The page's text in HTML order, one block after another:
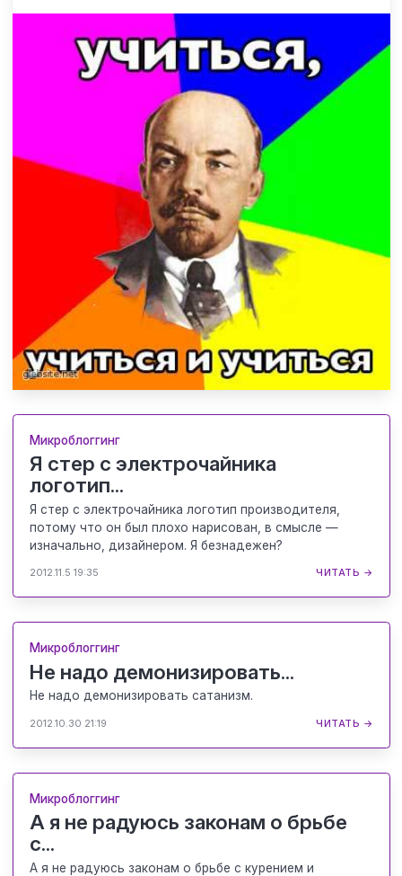
Микроблоггинг
Я стер с электрочайника
логотип...
Я стер с электрочайника логотип производителя,
потому что он был плохо нарисован, в смысле —
изначально, дизайнером. Я безнадежен?
2012.11.5 19:35 ЧИТАТЬ →
Микроблоггинг
Не надо демонизировать...
Не надо демонизировать сатанизм.
2012.10.30 21:19 ЧИТАТЬ →
Микроблоггинг
А я не радуюсь законам о брьбе
с...
А я не радуюсь законам о брьбе с курением и